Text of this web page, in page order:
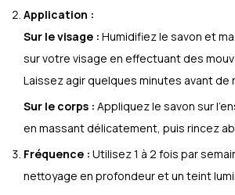
Application :
Sur le visage : Humidifiez le savon et
sur votre visage en effectuant des
Laissez agir quelques minutes avant de
Sur le corps : Appliquez le savon sur
en massant délicatement, puis rincez
Fréquence : Utilisez 1 à 2 fois par
nettoyage en profondeur et un teint